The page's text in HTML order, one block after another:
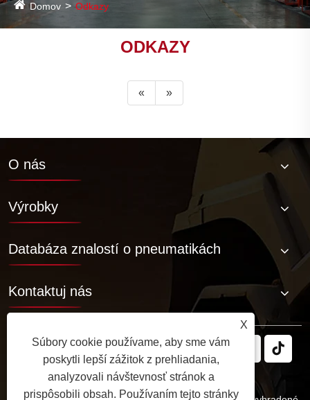
Domov Odkazy
ODKAZY
« »
O nás
Výrobky
Databáza znalostí o pneumatikách
Kontaktuj nás
X
Súbory cookie používame, aby sme vám
poskytli lepší zážitok z prehliadania,
analyzovali návštevnosť stránok a
prispôsobili obsah. Používaním tejto stránky